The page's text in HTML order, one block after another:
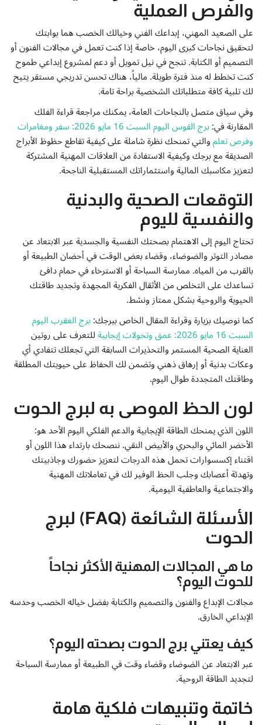
والفرص العملية
على الصعيد المهني، إبداعك الفني وخيالك الخصب هما بوابتك
لتحقيق نجاحات كبرى اليوم، خاصة إذا كنت تعمل في مجالات الفنون أو
التصميم أو الكتابة. تنجح في نيل تمويل أو دعم لمشروع إبداعي طموح
كنت تخطط له منذ فترة طويلة. مالياً، هناك تحسن تدريجي مستقر يتيح
لك تلبية كافة متطلباتك الشخصية براحة تامة.
وفي سياق متصل بالنجاحات العامة، يمكنك مراجعة قراءة الفلك
المقارنة في: برج القوس اليوم السبت 16 مايو 2026: سفر ومغامرات
وفرص تعلموالتي تمنحك نظرة شاملة على كيفية تقاطع حظوظ الأبراج
الصديقة مع برجك وكيفية الاستفادة من العلاقات المهنية المشتركة
لتعزيز مكاسبك المالية واستثماراتك المستقبلية الناجحة.
التوقعات الصحية والبدنية
والنفسية لليوم
تحتاج اليوم إلى الاهتمام بصحتك النفسية والجسدية عبر الابتعاد عن
مصادر التوتر والضوضاء، وقضاء بعض الوقت في أحضان الطبيعة أو
بالقرب من المياه. ممارسة السباحة أو الاسترخاء في حمام دافئ
تساعدك على التخلص من الأثقال الفكرية المجهدة وتجديد طاقتك
الحيوية والروحية بشكل ممتاز ونشط.
كما نوصيك بزيارة وقراءة المقال الخاص ببرجك:برج العقرب اليوم
السبت 16 مايو 2026: عمق وتحولات إيجابية للتعرف على روتين
العناية الصحية المستمر والتحذيرات السابقة التي تجعلك تتفادي أي
وعكات بدنية أو إرهاق ذهني وتضمن لك الحفاظ على حيويتك المطلقة
وطاقتك المتجددة طوال اليوم.
لون الحظ الموصى به لبرج الحوت
اللون الذي يمنحك الطاقة الإيجابية والدعم الفلكي اليوم الأحد هو:
الأخضر المائي والبحري والأبيض النقي. ننصحك بارتداء هذا اللون أو
اقتناء إكسسوارات تحمل هذه الدرجات لتعزيز حضورك وجاذبيتك
وتهدئة أعصابك وجلب الحظ الوفير لك في تعاملاتك المهنية
والاجتماعية والعاطفية اليومية.
الأسئلة الشائعة (FAQ) لبرج
الحوت
ما هي المجالات المهنية الأكثر نجاحاً
للحوت اليوم؟
مجالات الإبداع والفنون والتصميم والكتابة بفضل خياله الخصب وحدسه
الإبداعي الخارق.
كيف يعتني برج الحوت بصحته اليوم؟
عبر الابتعاد عن الضوضاء وقضاء وقت في الطبيعة أو ممارسة السباحة
لتجديد الطاقة الروحية.
خاتمة وتنبيهات فلكية هامة